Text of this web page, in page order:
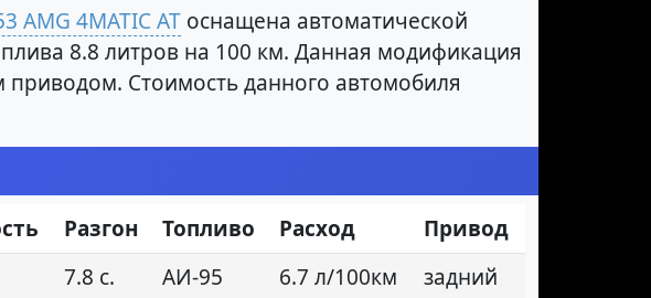
AMG 4MATIC AT оснащена автоматической
8.8 литров на 100 км. Данная модификация
приводом. Стоимость данного автомобиля
Разгон Топливо Расход
Привод
7.8 с. АИ-95 6.7 л/100км
задний